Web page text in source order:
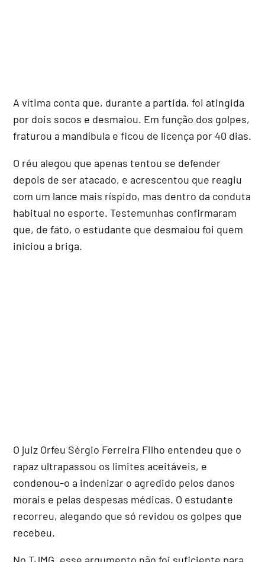
A vítima conta que, durante a partida, foi atingida
por dois socos e desmaiou. Em função dos golpes,
fraturou a mandíbula e ficou de licença por 40 dias.
O réu alegou que apenas tentou se defender
depois de ser atacado, e acrescentou que reagiu
com um lance mais ríspido, mas dentro da conduta
habitual no esporte. Testemunhas confirmaram
que, de fato, o estudante que desmaiou foi quem
iniciou a briga.
O juiz Orfeu Sérgio Ferreira Filho entendeu que o
rapaz ultrapassou os limites aceitáveis, e
condenou-o a indenizar o agredido pelos danos
morais e pelas despesas médicas. O estudante
recorreu, alegando que só revidou os golpes que
recebeu.